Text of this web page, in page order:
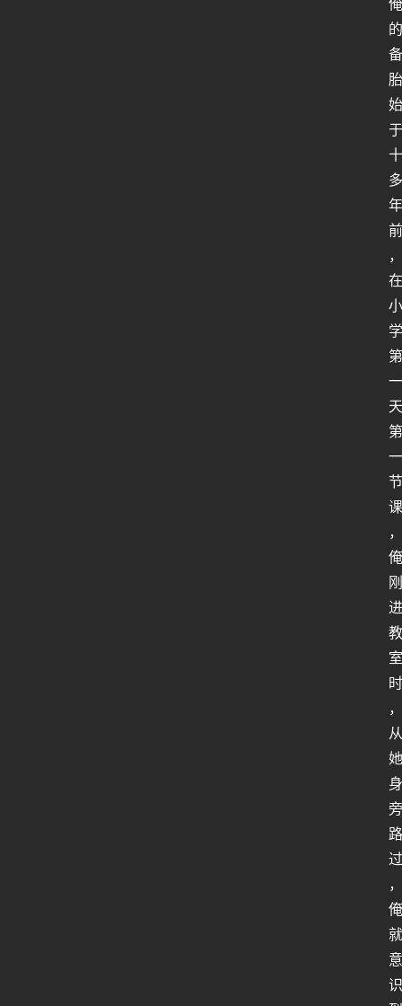
俺
的
备
胎
始
于
十
多
年
前
，
在
小
学
第
一
天
第
一
节
课
，
俺
刚
进
教
室
时
，
从
她
身
旁
路
过
，
俺
就
意
识